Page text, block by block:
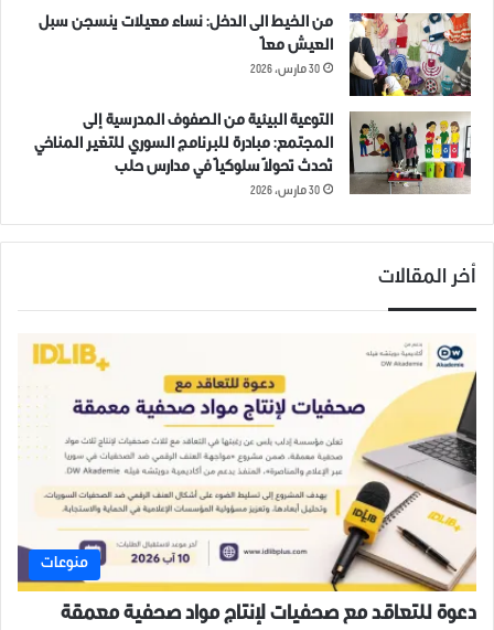
من الخيط الى الدخل: نساء معيلات ينسجن سبل
العيش معاً
30 مارس، 2026
التوعية البيئية من الصفوف المدرسية إلى
المجتمع: مبادرة للبرنامج السوري للتغير المناخي
تُحدث تحولاً سلوكياً في مدارس حلب
30 مارس، 2026
أخر المقالات
منوعات
دعوة للتعاقد مع صحفيات لإنتاج مواد صحفية معمقة